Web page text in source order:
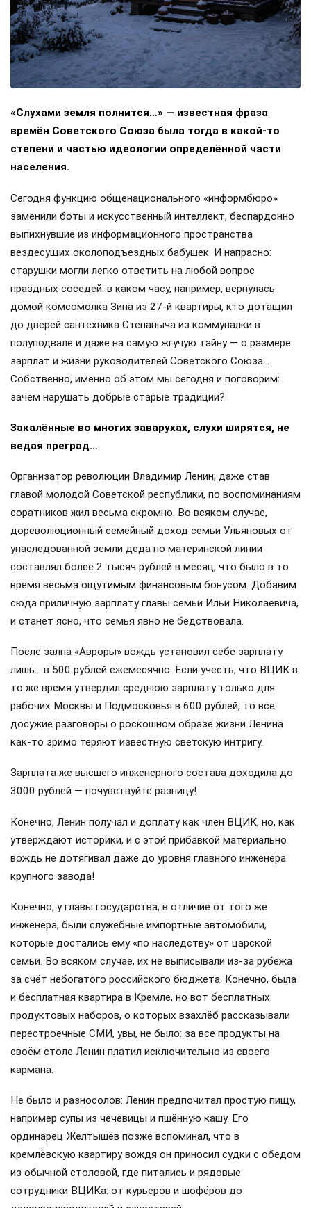
«Слухами земля полнится…» — известная фраза
времён Советского Союза была тогда в какой-то
степени и частью идеологии определённой части
населения.
Сегодня функцию общенационального «информбюро»
заменили боты и искусственный интеллект, беспардонно
выпихнувшие из информационного пространства
вездесущих околоподъездных бабушек. И напрасно:
старушки могли легко ответить на любой вопрос
праздных соседей: в каком часу, например, вернулась
домой комсомолка Зина из 27-й квартиры, кто дотащил
до дверей сантехника Степаныча из коммуналки в
полуподвале и даже на самую жгучую тайну — о размере
зарплат и жизни руководителей Советского Союза…
Собственно, именно об этом мы сегодня и поговорим:
зачем нарушать добрые старые традиции?
Закалённые во многих заварухах, слухи ширятся, не
ведая преград…
Организатор революции Владимир Ленин, даже став
главой молодой Советской республики, по воспоминаниям
соратников жил весьма скромно. Во всяком случае,
дореволюционный семейный доход семьи Ульяновых от
унаследованной земли деда по материнской линии
составлял более 2 тысяч рублей в месяц, что было в то
время весьма ощутимым финансовым бонусом. Добавим
сюда приличную зарплату главы семьи Ильи Николаевича,
и станет ясно, что семья явно не бедствовала.
После залпа «Авроры» вождь установил себе зарплату
лишь… в 500 рублей ежемесячно. Если учесть, что ВЦИК в
то же время утвердил среднюю зарплату только для
рабочих Москвы и Подмосковья в 600 рублей, то все
досужие разговоры о роскошном образе жизни Ленина
как-то зримо теряют известную светскую интригу.
Зарплата же высшего инженерного состава доходила до
3000 рублей — почувствуйте разницу!
Конечно, Ленин получал и доплату как член ВЦИК, но, как
утверждают историки, и с этой прибавкой материально
вождь не дотягивал даже до уровня главного инженера
крупного завода!
Конечно, у главы государства, в отличие от того же
инженера, были служебные импортные автомобили,
которые достались ему «по наследству» от царской
семьи. Во всяком случае, их не выписывали из-за рубежа
за счёт небогатого российского бюджета. Конечно, была
и бесплатная квартира в Кремле, но вот бесплатных
продуктовых наборов, о которых взахлёб рассказывали
перестроечные СМИ, увы, не было: за все продукты на
своём столе Ленин платил исключительно из своего
кармана.
Не было и разносолов: Ленин предпочитал простую пищу,
например супы из чечевицы и пшённую кашу. Его
ординарец Желтышёв позже вспоминал, что в
кремлёвскую квартиру вождя он приносил судки с обедом
из обычной столовой, где питались и рядовые
сотрудники ВЦИКа: от курьеров и шофёров до